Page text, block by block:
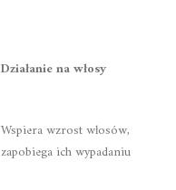
Działanie na włosy
Wspiera wzrost włosów,
zapobiega ich wypadaniu